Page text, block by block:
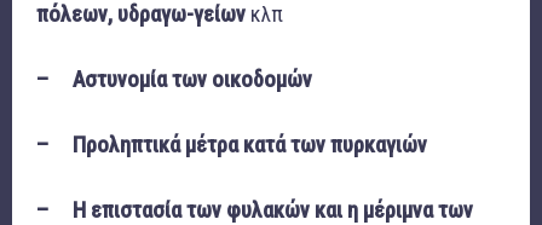
πόλεων, υδραγω-γείων κλπ
– Αστυνομία των οικοδομών
– Προληπτικά μέτρα κατά των πυρκαγιών
– Η επιστασία των φυλακών και η μέριμνα των